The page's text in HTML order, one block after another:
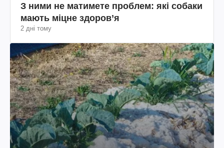
З ними не матимете проблем: які собаки
мають міцне здоров’я
2 дні тому